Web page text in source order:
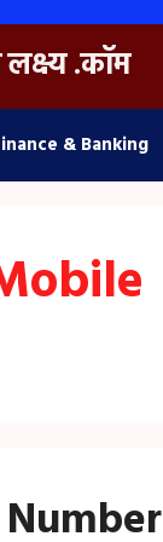
लक्ष्य .कॉम
& Banking